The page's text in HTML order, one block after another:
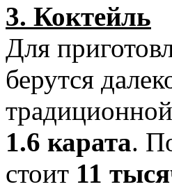
3. Коктейль
Для
берутся
1.6 карата.
стоит 11